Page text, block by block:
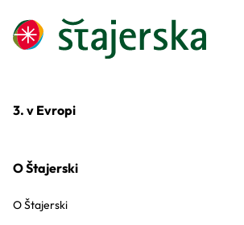
3. v Evropi
O Štajerski
O Štajerski